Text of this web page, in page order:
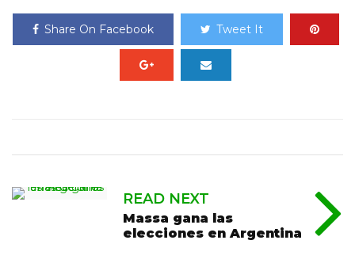
Share On Facebook Tweet It
READ NEXT
Massa gana las
elecciones en Argentina